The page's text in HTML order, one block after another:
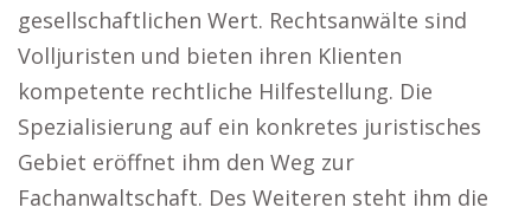
gesellschaftlichen Wert. Rechtsanwälte sind
Volljuristen und bieten ihren Klienten
kompetente rechtliche Hilfestellung. Die
Spezialisierung auf ein konkretes juristisches
Gebiet eröffnet ihm den Weg zur
Fachanwaltschaft. Des Weiteren steht ihm die